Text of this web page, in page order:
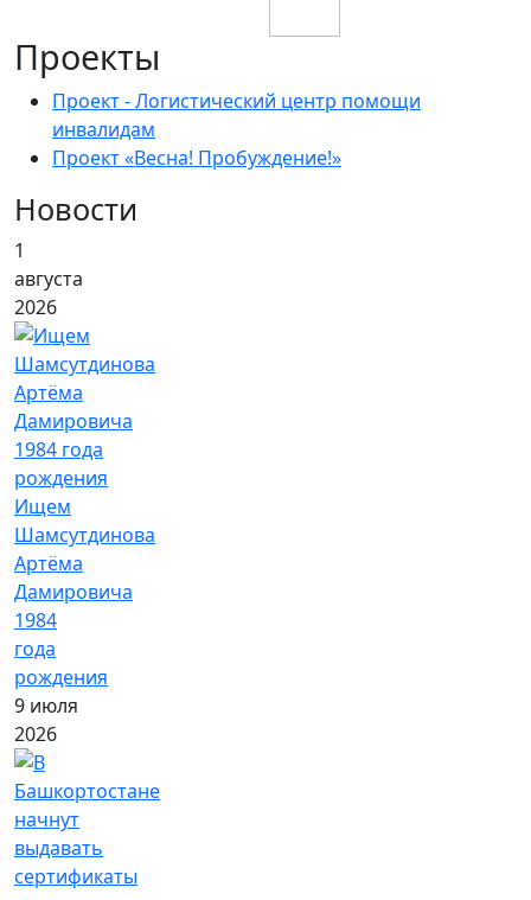
Проекты
Проект - Логистический центр помощи
инвалидам
Проект «Весна! Пробуждение!»
Новости
1
августа
2026
Ищем
Шамсутдинова
Артёма
Дамировича
1984
года
рождения
9 июля
2026